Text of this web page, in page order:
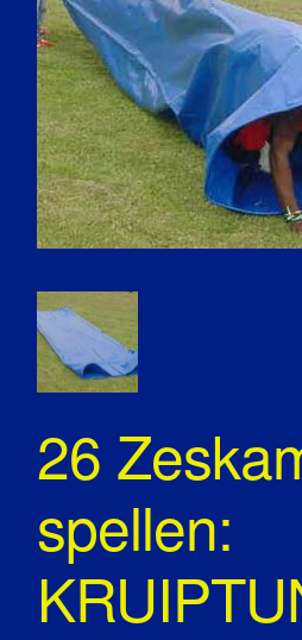
26
spellen: